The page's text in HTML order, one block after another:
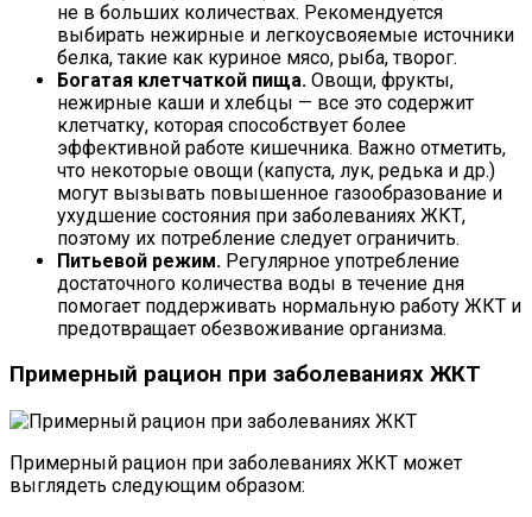
не в больших количествах. Рекомендуется
выбирать нежирные и легкоусвояемые источники
белка, такие как куриное мясо, рыба, творог.
Богатая клетчаткой пища. Овощи, фрукты,
нежирные каши и хлебцы — все это содержит
клетчатку, которая способствует более
эффективной работе кишечника. Важно отметить,
что некоторые овощи (капуста, лук, редька и др.)
могут вызывать повышенное газообразование и
ухудшение состояния при заболеваниях ЖКТ,
поэтому их потребление следует ограничить.
Питьевой режим. Регулярное употребление
достаточного количества воды в течение дня
помогает поддерживать нормальную работу ЖКТ и
предотвращает обезвоживание организма.
Примерный рацион при заболеваниях ЖКТ
Примерный рацион при заболеваниях ЖКТ может
выглядеть следующим образом: